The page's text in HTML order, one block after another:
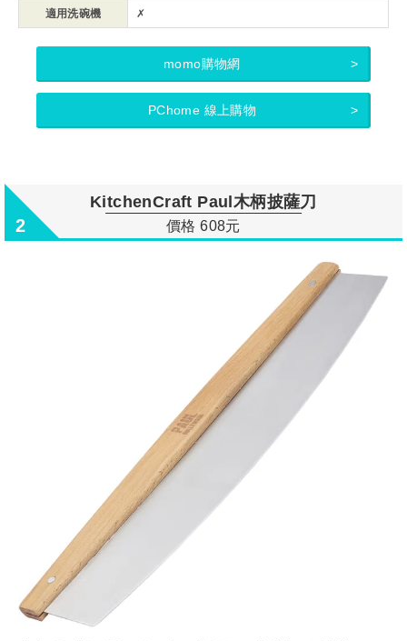
適用洗碗機 ✗
momo購物網
PChome 線上購物
2
KitchenCraft Paul木柄披薩刀
價格 608元